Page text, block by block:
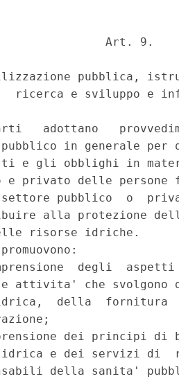
Art. 9.
pubblica,
ricerca e sviluppo e
adottano
pubblico in generale
e gli obblighi in
privato delle
pubblico  o
alla protezione
risorse idriche.
degli
attivita' che svolgono
idrica,  della
dei principi di
e dei servizi di
della sanita'